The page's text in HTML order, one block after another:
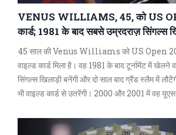
VENUS WILLIAMS, 45, को US
कार्ड; 1981 के बाद सबसे उम्रदराज़ सिंगल्स
45 साल की Venus Williams को US Open
वाइल्ड कार्ड मिला है। वह 1981 के बाद टूर्नामेंट में खेलने
सिंगल्स खिलाड़ी बनेंगी और दो साल बाद ग्रैंड स्लैम में
भी वाइल्ड कार्ड से उतरेंगी। 2000 और 2001 में वह